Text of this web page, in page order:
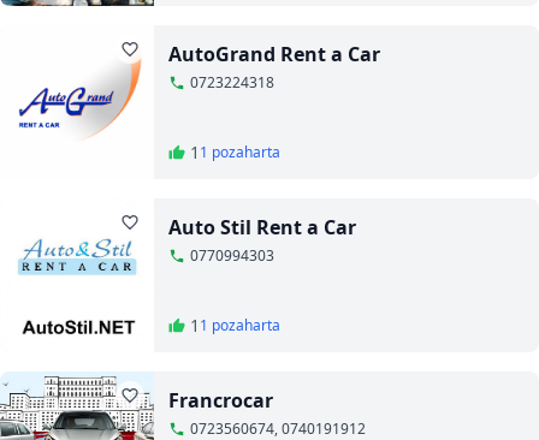
AutoGrand Rent a Car
0723224318
1 1 pozaharta
Auto Stil Rent a Car
0770994303
1 1 pozaharta
Francrocar
0723560674, 0740191912